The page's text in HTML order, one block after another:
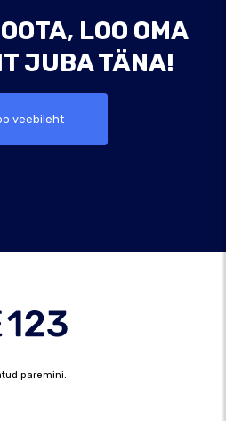
LOO OMA
JUBA TÄNA!
veebileht
paremini.